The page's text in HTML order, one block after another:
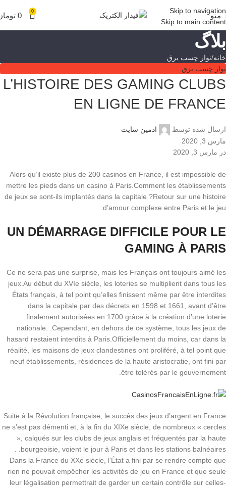
Skip to navigation
Skip to main content
منو 0
0
بلاگ
خانه نوار چسب برق
نوار چسب برق
L’HISTOIRE DES GAMING CLUBS
EN LIGNE DE FRANCE
ارسال شده توسط
ادمین سایت
مارس 3, 2020
در مارس 3, 2020
Alors qu’il existe plus de 200 casinos en France, il est impossible de
mettre les pieds dans un casino à Paris.Comment les établissements
de jeux se sont-ils implantés dans la capitale ?Retour sur une histoire
d’amour complexe entre Paris et le jeu.
UN DÉMARRAGE DIFFICILE POUR LE
GAMING À PARIS
Ce ne sera pas une surprise, mais les Français ont toujours aimé les
jeux.Au début du XVIe siècle, les loteries se multiplient dans tous les
États français, à tel point qu’elles finissent même par être interdites
dans la capitale par des décrets en 1598 et 1661, avant d’être
finalement autorisées en 1700 grâce à la création d’une loterie
nationale. .Cependant, en dehors de ce système, tous les jeux de
hasard restaient interdits à Paris.Officiellement du moins, car dans la
réalité, les maisons de jeux clandestines ont proliféré, à tel point que
neuf établissements, résidences de la haute aristocratie, ont fini par
être tolérés par le gouvernement.
Suite à la Révolution française, le succès des jeux d’argent en France
ne s’est pas démenti et, à la fin du XIXe siècle, de nombreux « cercles
», calqués sur les clubs de jeux anglais et fréquentés par la haute
bourgeoisie, voient le jour à Paris et dans les stations balnéaires. .
Dans la France du XXe siècle, l’État a fini par se rendre compte que
rien ne pouvait empêcher les activités de jeu en France et que seule
leur légalisation permettrait de garder un certain contrôle sur celles-